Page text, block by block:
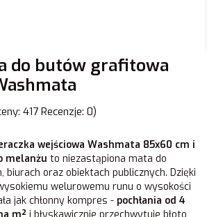
do butów grafitowa
417 Recenzje: 0)
wejściowa Washmata 85x60 cm i
melanżu to niezastąpiona mata do
biurach oraz obiektach publicznych. Dzięki
welurowemu runu o wysokości
jak chłonny kompres - pochłania od 4